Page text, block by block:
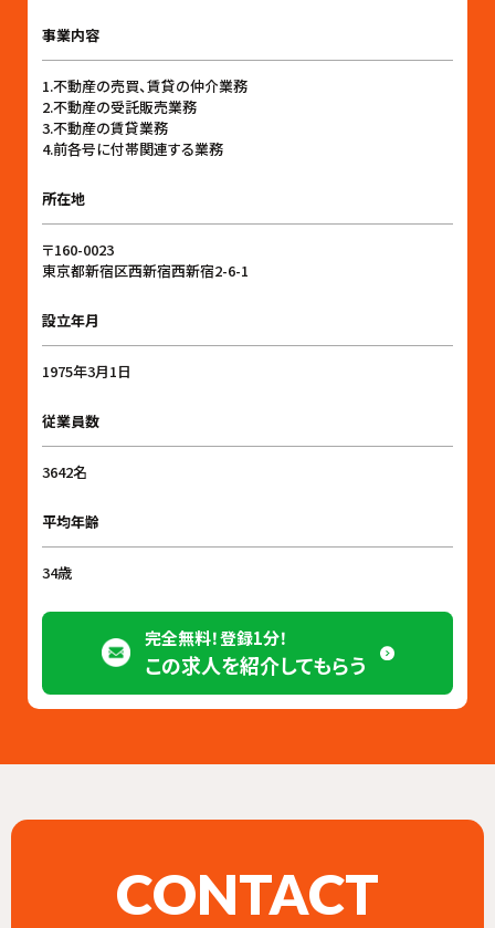
事業内容
1.不動産の売買、賃貸の仲介業務
2.不動産の受託販売業務
3.不動産の賃貸業務
4.前各号に付帯関連する業務
所在地
〒160-0023
東京都新宿区西新宿西新宿2-6-1
設立年月
1975年3月1日
従業員数
3642名
平均年齢
34歳
完全無料！登録1分！
この求人を紹介してもらう
CONTACT